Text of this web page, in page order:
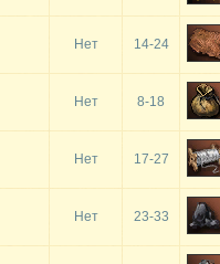
Нет 14-24
Нет 8-18
Нет 17-27
Нет 23-33